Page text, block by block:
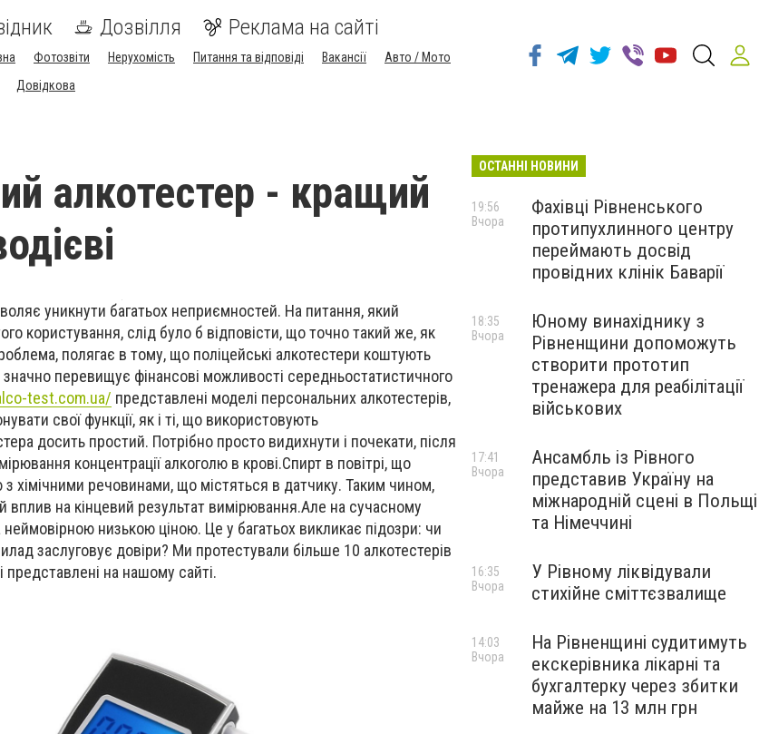
Дозвілля Реклама на сайті
Фотозвіти Нерухомість Питання та відповіді Вакансії
Авто / Мото
Довідкова
алкотестер - кращий
уникнути багатьох неприємностей. На питання, який
користування, слід було б відповісти, що точно такий же, як
полягає в тому, що поліцейські алкотестери коштують
значно перевищує фінансові можливості середньостатистичного
test.com.ua/ представлені моделі персональних алкотестерів,
свої функції, як і ті, що використовують
досить простий. Потрібно просто видихнути і почекати, після
концентрації алкоголю в крові.Спирт в повітрі, що
з хімічними речовинами, що містяться в датчику. Таким чином,
вплив на кінцевий результат вимірювання.Але на сучасному
низькою ціною. Це у багатьох викликає підозри: чи
заслуговує довіри? Ми протестували більше 10 алкотестерів
представлені на нашому сайті.
ОСТАННІ НОВИНИ
Фахівці Рівненського
протипухлинного центру
переймають досвід
провідних клінік Баварії
19:56
Вчора
Юному винахіднику з
Рівненщини допоможуть
створити прототип
тренажера для реабілітації
військових
18:35
Вчора
Ансамбль із Рівного
представив Україну на
міжнародній сцені в Польщі
та Німеччині
17:41
Вчора
У Рівному ліквідували
стихійне сміттєзвалище
16:35
Вчора
На Рівненщині судитимуть
екскерівника лікарні та
бухгалтерку через збитки
майже на 13 млн грн
14:03
Вчора